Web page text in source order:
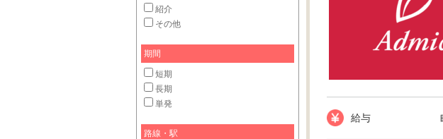
給与
紹介
その他
期間
短期
長期
単発
路線・駅